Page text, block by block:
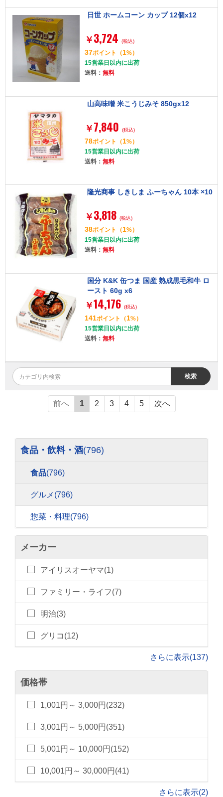
日世 ホームコーン カップ 12個x12
￥ 3,724 (税込)
37ポイント （1%）
15営業日以内に出荷
送料： 無料
山高味噌 米こうじみそ 850gx12
￥ 7,840 (税込)
78ポイント （1%）
15営業日以内に出荷
送料： 無料
隆光商事 しきしま ふーちゃん 10本 ×10
￥ 3,818 (税込)
38ポイント （1%）
15営業日以内に出荷
送料： 無料
国分 K&K 缶つま 国産 熟成黒毛和牛 ロ
ースト 60g x6
￥14,176 (税込)
141ポイント （1%）
15営業日以内に出荷
送料： 無料
検索
前へ 1 2 3 4 5 次へ
食品・飲料・酒(796)
食品(796)
グルメ (796)
惣菜・料理(796)
メーカー
アイリスオーヤマ(1)
ファミリー・ライフ(7)
明治(3)
グリコ(12)
さらに表示(137)
価格帯
1,001円～ 3,000円(232)
3,001円～ 5,000円(351)
5,001円～ 10,000円(152)
10,001円～ 30,000円(41)
さらに表示(2)